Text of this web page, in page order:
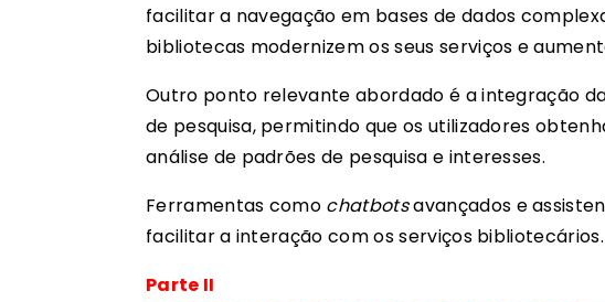
facilitar a navegação em bases de dados
bibliotecas modernizem os seus serviços e
Outro ponto relevante abordado é a integração
de pesquisa, permitindo que os utilizadores
análise de padrões de pesquisa e interesses.
Ferramentas como chatbotsavançados e
facilitar a interação com os serviços bibliotecários.
Parte II